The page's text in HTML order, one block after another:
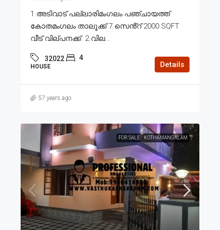
1.അടിവാട് പല്ലാരിമംഗലം പഞ്ചായത്ത്
കോതമംഗലം താലൂക്ക് 7 സെൻ്റ് 2000 SQFT
വീട് വില്പനക്ക്. 2.വില...
32022 4
HOUSE Details
57 years ago
FOR SALE KOTHAMANGALAM